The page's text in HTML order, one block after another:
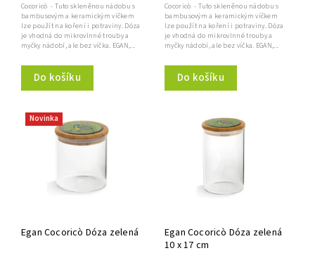
Do košíku
Cocoricò - Tuto skleněnou nádobu s
bambusovým a keramickým víčkem
lze použít na koření i potraviny. Dóza
je vhodná do mikrovlnné trouby a
myčky nádobí, ale bez víčka. EGAN,...
Do košíku
Cocoricò - Tuto skleněnou nádobu s
bambusovým a keramickým víčkem
lze použít na koření i potraviny. Dóza
je vhodná do mikrovlnné trouby a
myčky nádobí, ale bez víčka. EGAN,...
Novinka
Egan Cocoricò Dóza zelená
Egan Cocoricò Dóza zelená
10 x 17 cm